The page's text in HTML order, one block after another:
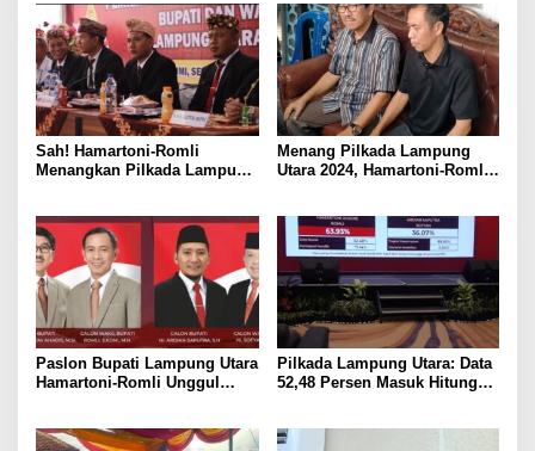
Semua Pihak
Sah! Hamartoni-Romli
Menangkan Pilkada Lampung
Menang Pilkada Lampung
Utara 2024, Hamartoni-Romli
Paslon Bupati Lampung Utara
Hamartoni-Romli Unggul
Pilkada Lampung Utara: Data
52,48 Persen Masuk Hitung